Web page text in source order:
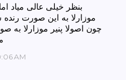
بنظر خیلی عالی میاد
موزارلا به این صورت رنده
چون اصولا پنیر موزارلا
AM